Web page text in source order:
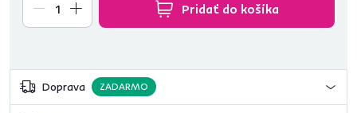
Pridať do košíka
Doprava ZADARMO